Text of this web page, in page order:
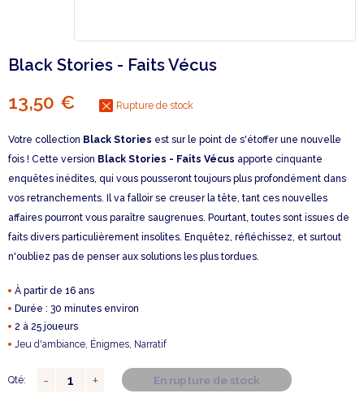
Black Stories - Faits Vécus
13,50 € Rupture de stock
Votre collection Black Stories est sur le point de s'étoffer une nouvelle
fois ! Cette version Black Stories - Faits Vécus apporte cinquante
enquêtes inédites, qui vous pousseront toujours plus profondément dans
vos retranchements. Il va falloir se creuser la tête, tant ces nouvelles
affaires pourront vous paraître saugrenues. Pourtant, toutes sont issues de
faits divers particulièrement insolites. Enquêtez, réfléchissez, et surtout
n'oubliez pas de penser aux solutions les plus tordues.
À partir de 16 ans
Durée : 30 minutes environ
2 à 25 joueurs
Jeu d'ambiance, Énigmes, Narratif
Qté: En rupture de stock